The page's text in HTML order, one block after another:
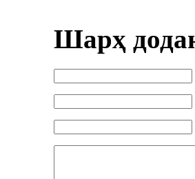
Шарҳ